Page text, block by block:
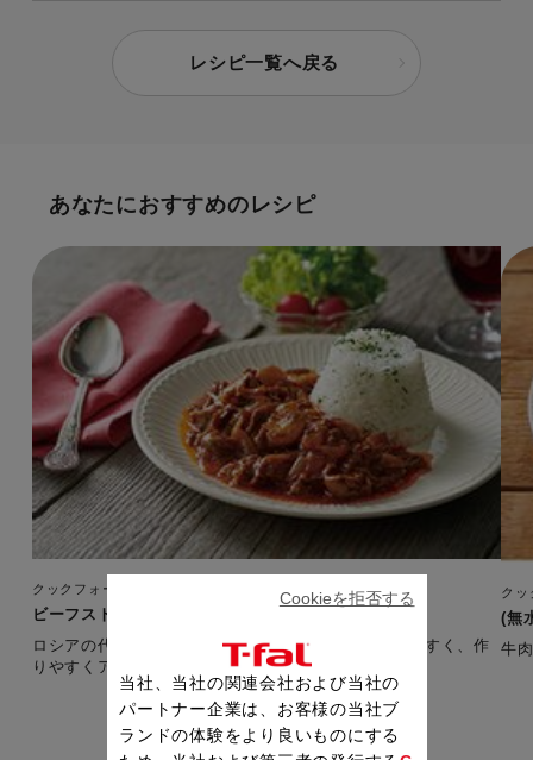
レシピ一覧へ戻る
あなたにおすすめのレシピ
クックフォーミー エクスプレス（150レシピ内蔵）
ビーフストロガノフ
ロシアの代表的な料理を、ふだん使いの食材で食べやすく、作
りやすくアレンジしました。 【準備時間：10分】
クッ
(無
牛
当社、当社の関連会社および当社の
パートナー企業は、お客様の当社ブ
ランドの体験をより良いものにする
Cookieを拒否する